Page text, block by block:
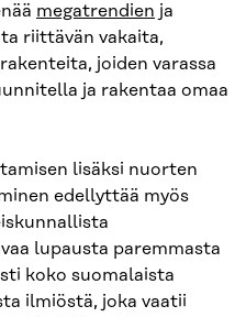
megatrendien ja
riittävän vakaita,
joiden varassa
ja rakentaa omaa
lisäksi nuorten
edellyttää myös
lupausta paremmasta
koko suomalaista
ilmiöstä, joka vaatii